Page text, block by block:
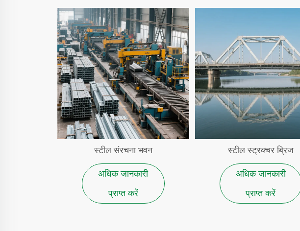
स्टील संरचना भवन
अधिक जानकारी
प्राप्त करें
स्टील स्ट्रक्चर ब्रिज
अधिक जानकारी
प्राप्त करें